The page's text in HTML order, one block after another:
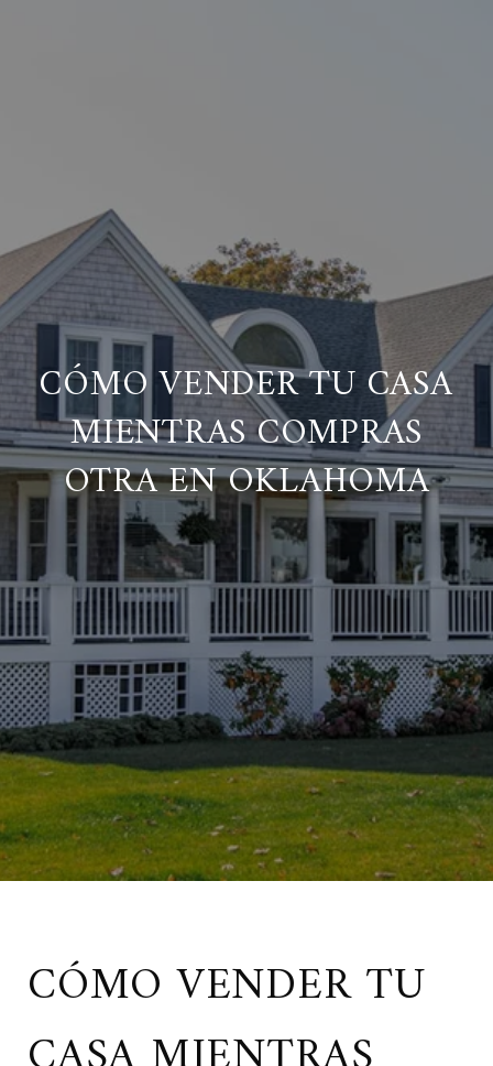
CÓMO VENDER TU CASA
MIENTRAS COMPRAS
OTRA EN OKLAHOMA
CÓMO VENDER TU